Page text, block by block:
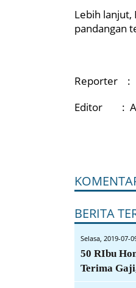
Lebih lanjut,
pandangan
Reporter :
Editor :
BERITA
Selasa, 2019-07-
50 RIbu
Terima